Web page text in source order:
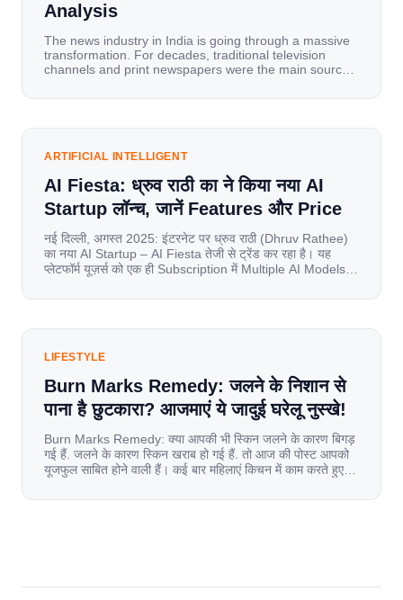
Analysis
The news industry in India is going through a massive
transformation. For decades, traditional television
channels and print newspapers were the main sources
mobile data, affordable smartphones, and high-speed
has become a mobile-first market where consumers
ARTIFICIAL INTELLIGENT
AI Fiesta: ध्रुव राठी का ने किया नया AI
Startup लॉन्च, जानें Features और Price
नई दिल्ली, अगस्त 2025: इंटरनेट पर ध्रुव राठी (Dhruv Rathee)
का नया AI Startup – AI Fiesta तेजी से ट्रेंड कर रहा है। यह
प्लेटफॉर्म यूज़र्स को एक ही Subscription में Multiple AI Models
यूज़र्स का जबरदस्त रिस्पॉन्स लॉन्च के तुरंत […]
LIFESTYLE
Burn Marks Remedy: जलने के निशान से
पाना है छुटकारा? आजमाएं ये जादुई घरेलू नुस्खे!
Burn Marks Remedy: क्या आपकी भी स्किन जलने के कारण बिगड़
गई हैं. जलने के कारण स्किन खराब हो गई हैं. तो आज की पोस्ट आपको
यूजफुल साबित होने वाली हैं। कई बार महिलाएं किचन में काम करते हुए
[…]